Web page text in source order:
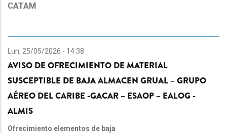
CATAM
Lun, 25/05/2026 - 14:38
AVISO DE OFRECIMIENTO DE MATERIAL
SUSCEPTIBLE DE BAJA ALMACEN GRUAL – GRUPO
AÉREO DEL CARIBE -GACAR – ESAOP – EALOG -
ALMIS
Ofrecimiento elementos de baja